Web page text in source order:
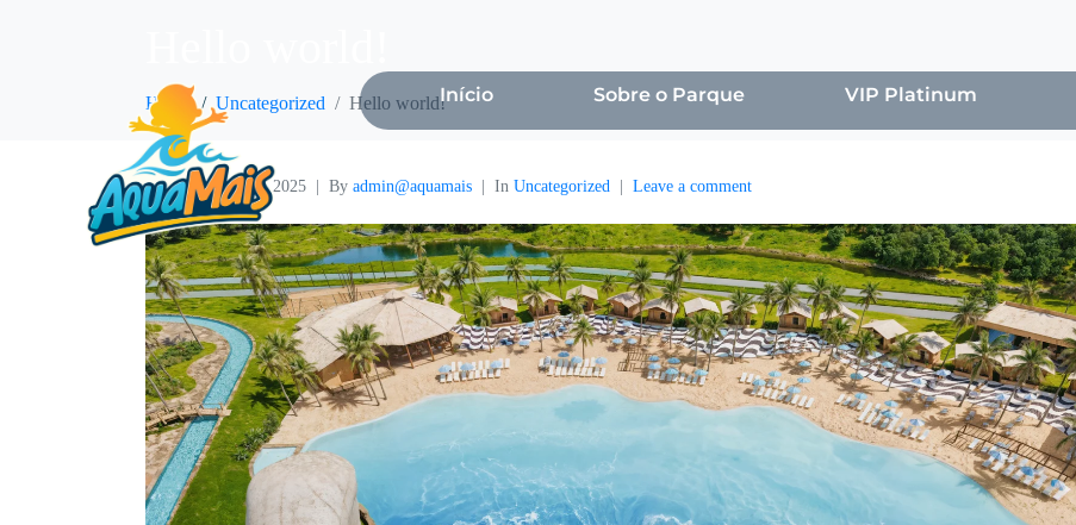
Início Sobre o Parque VIP Platinum
Home Uncategorized Hello world!
Posted on julho 1, 2025 By admin@aquamais In Uncategorized Leave a comment